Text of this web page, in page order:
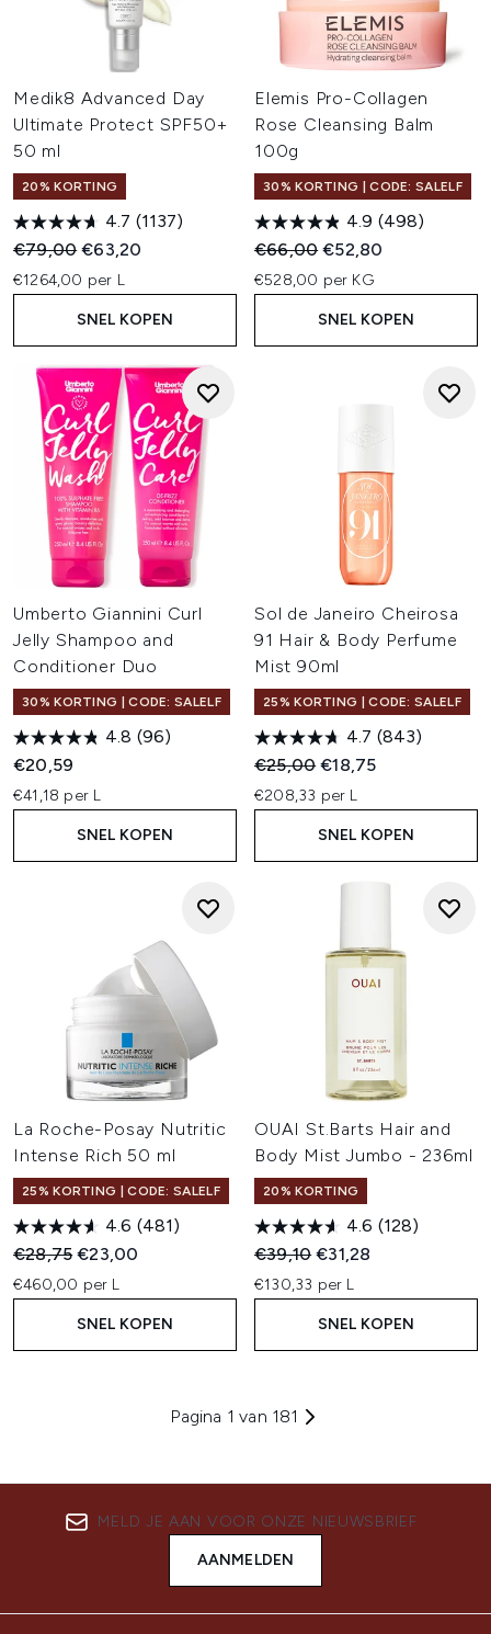
Medik8 Advanced Day
Ultimate Protect SPF50+
50 ml
20% KORTING
4.7 (1137)
Recommended Retail Price:
€79,00Huidige prijs:
€63,20
€1264,00 per L
SNEL KOPEN
Elemis Pro-Collagen
Rose Cleansing Balm
100g
30% KORTING | CODE: SALELF
4.9 (498)
Recommended Retail Price:
€66,00Huidige prijs:
€52,80
€528,00 per KG
SNEL KOPEN
Umberto Giannini Curl
Jelly Shampoo and
Conditioner Duo
30% KORTING | CODE: SALELF
4.8 (96)
€20,59
€41,18 per L
SNEL KOPEN
Sol de Janeiro Cheirosa
91 Hair & Body Perfume
Mist 90ml
25% KORTING | CODE: SALELF
4.7 (843)
Recommended Retail Price:
€25,00Huidige prijs:
€18,75
€208,33 per L
SNEL KOPEN
La Roche-Posay Nutritic
Intense Rich 50 ml
25% KORTING | CODE: SALELF
4.6 (481)
Recommended Retail Price:
€28,75Huidige prijs:
€23,00
€460,00 per L
SNEL KOPEN
OUAI St.Barts Hair and
Body Mist Jumbo - 236ml
20% KORTING
4.6 (128)
Recommended Retail Price:
€39,10Huidige prijs:
€31,28
€130,33 per L
SNEL KOPEN
Pagina 1 van 181
MELD JE AAN VOOR ONZE NIEUWSBRIEF
AANMELDEN